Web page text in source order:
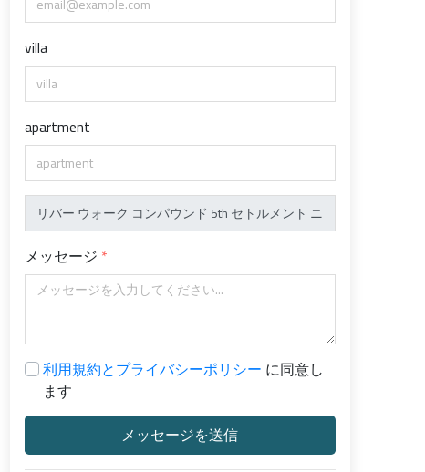
villa
apartment
メッセージ
利用規約とプライバシーポリシー に同意し
ます
メッセージを送信